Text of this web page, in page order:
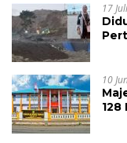
17
10
128